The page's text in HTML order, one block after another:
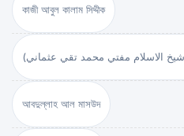
কাজী আবুল কালাম সিদ্দীক
আবদুল্লাহ আল মাসউদ